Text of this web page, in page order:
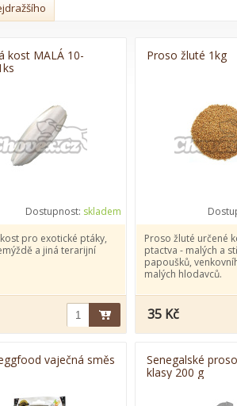
kost MALÁ 10-
Dostupnost: skladem
pro exotické ptáky,
a jiná terarijní
Proso žluté 1kg
Proso žluté určené
ptactva - malých a
papoušků,
malých hlodavců.
35 Kč
vaječná směs
Senegalské
klasy 200 g